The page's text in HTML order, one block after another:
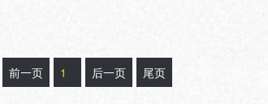
前一页 1 后一页 尾页